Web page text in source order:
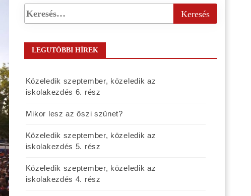
LEGUTÓBBI HÍREK
Közeledik szeptember, közeledik az
iskolakezdés 6. rész
Mikor lesz az őszi szünet?
Közeledik szeptember, közeledik az
iskolakezdés 5. rész
Közeledik szeptember, közeledik az
iskolakezdés 4. rész